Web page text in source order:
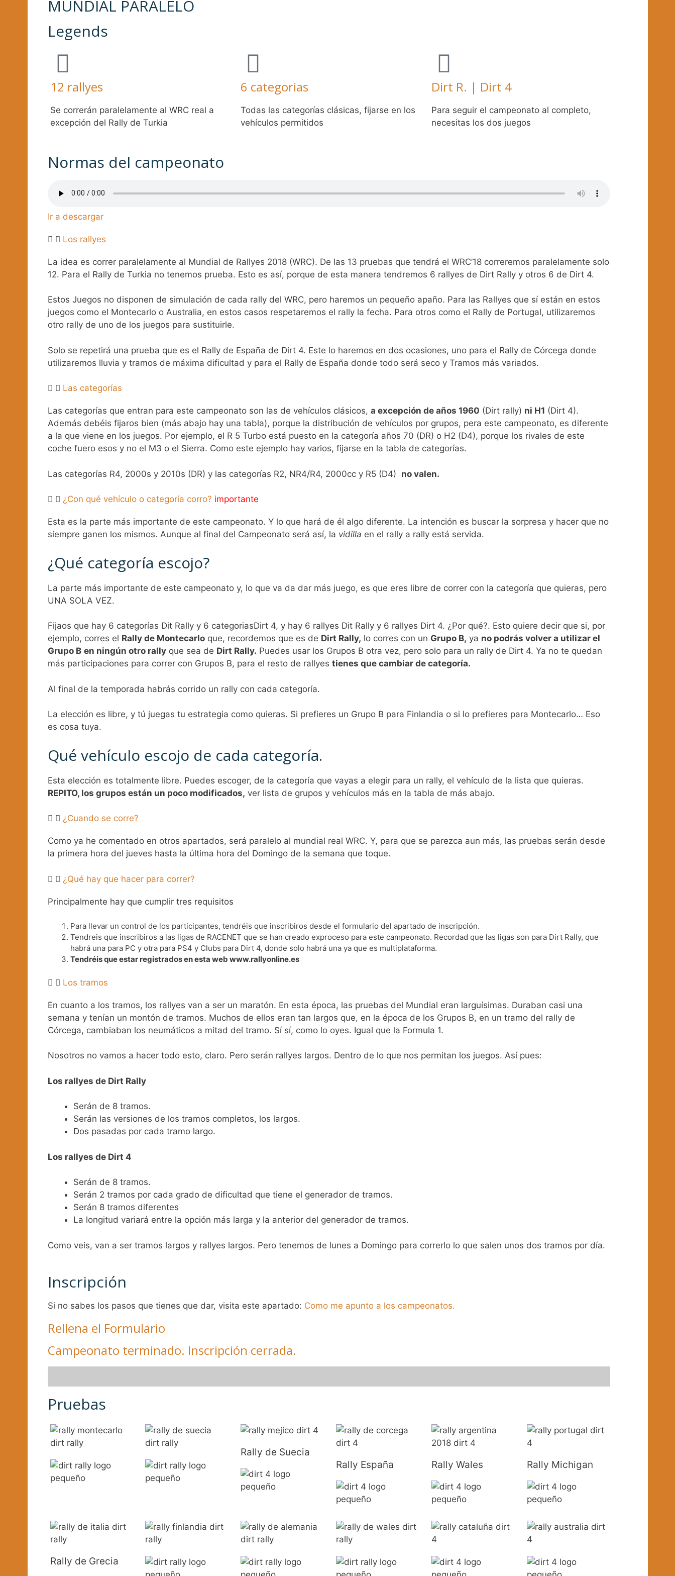
MUNDIAL PARALELO
Legends
12 rallyes
Se correrán paralelamente al WRC real a
excepción del Rally de Turkia
6 categorias
Todas las categorías clásicas, fijarse en los
vehículos permitidos
Dirt R. | Dirt 4
Para seguir el campeonato al completo,
necesitas los dos juegos
Normas del campeonato
Ir a descargar
Los rallyes
La idea es correr paralelamente al Mundial de Rallyes 2018 (WRC). De las 13 pruebas que tendrá el WRC’18 correremos paralelamente solo
12. Para el Rally de Turkia no tenemos prueba. Esto es así, porque de esta manera tendremos 6 rallyes de Dirt Rally y otros 6 de Dirt 4.
Estos Juegos no disponen de simulación de cada rally del WRC, pero haremos un pequeño apaño. Para las Rallyes que sí están en estos
juegos como el Montecarlo o Australia, en estos casos respetaremos el rally la fecha. Para otros como el Rally de Portugal, utilizaremos
otro rally de uno de los juegos para sustituirle.
Solo se repetirá una prueba que es el Rally de España de Dirt 4. Este lo haremos en dos ocasiones, uno para el Rally de Córcega donde
utilizaremos lluvia y tramos de máxima dificultad y para el Rally de España donde todo será seco y Tramos más variados.
Las categorías
Las categorías que entran para este campeonato son las de vehículos clásicos, a excepción de años 1960 (Dirt rally) ni H1 (Dirt 4).
Además debéis fijaros bien (más abajo hay una tabla), porque la distribución de vehículos por grupos, pera este campeonato, es diferente
a la que viene en los juegos. Por ejemplo, el R 5 Turbo está puesto en la categoría años 70 (DR) o H2 (D4), porque los rivales de este
coche fuero esos y no el M3 o el Sierra. Como este ejemplo hay varios, fijarse en la tabla de categorías.
Las categorías R4, 2000s y 2010s (DR) y las categorías R2, NR4/R4, 2000cc y R5 (D4) no valen.
¿Con qué vehículo o categoría corro? importante
Esta es la parte más importante de este campeonato. Y lo que hará de él algo diferente. La intención es buscar la sorpresa y hacer que no
siempre ganen los mismos. Aunque al final del Campeonato será así, la vidilla en el rally a rally está servida.
¿Qué categoría escojo?
La parte más importante de este campeonato y, lo que va da dar más juego, es que eres libre de correr con la categoría que quieras, pero
UNA SOLA VEZ.
Fijaos que hay 6 categorías Dit Rally y 6 categoriasDirt 4, y hay 6 rallyes Dit Rally y 6 rallyes Dirt 4. ¿Por qué?. Esto quiere decir que si, por
ejemplo, corres el Rally de Montecarloque, recordemos que es de Dirt Rally, lo corres con un Grupo B, ya no podrás volver a utilizar el
Grupo B en ningún otro rallyque sea de Dirt Rally. Puedes usar los Grupos B otra vez, pero solo para un rally de Dirt 4. Ya no te quedan
más participaciones para correr con Grupos B, para el resto de rallyes tienes que cambiar de categoría.
Al final de la temporada habrás corrido un rally con cada categoría.
La elección es libre, y tú juegas tu estrategia como quieras. Si prefieres un Grupo B para Finlandia o si lo prefieres para Montecarlo… Eso
es cosa tuya.
Qué vehículo escojo de cada categoría.
Esta elección es totalmente libre. Puedes escoger, de la categoría que vayas a elegir para un rally, el vehículo de la lista que quieras.
REPITO, los grupos están un poco modificados, ver lista de grupos y vehículos más en la tabla de más abajo.
¿Cuando se corre?
Como ya he comentado en otros apartados, será paralelo al mundial real WRC. Y, para que se parezca aun más, las pruebas serán desde
la primera hora del jueves hasta la última hora del Domingo de la semana que toque.
¿Qué hay que hacer para correr?
Principalmente hay que cumplir tres requisitos
Para llevar un control de los participantes, tendréis que inscribiros desde el formulario del apartado de inscripción.
Tendreis que inscribiros a las ligas de RACENET que se han creado exproceso para este campeonato. Recordad que las ligas son para Dirt Rally, que
habrá una para PC y otra para PS4 y Clubs para Dirt 4, donde solo habrá una ya que es multiplataforma.
Tendréis que estar registrados en esta web www.rallyonline.es
Los tramos
En cuanto a los tramos, los rallyes van a ser un maratón. En esta época, las pruebas del Mundial eran larguísimas. Duraban casi una
semana y tenían un montón de tramos. Muchos de ellos eran tan largos que, en la época de los Grupos B, en un tramo del rally de
Córcega, cambiaban los neumáticos a mitad del tramo. Sí sí, como lo oyes. Igual que la Formula 1.
Nosotros no vamos a hacer todo esto, claro. Pero serán rallyes largos. Dentro de lo que nos permitan los juegos. Así pues:
Los rallyes de Dirt Rally
Serán de 8 tramos.
Serán las versiones de los tramos completos, los largos.
Dos pasadas por cada tramo largo.
Los rallyes de Dirt 4
Serán de 8 tramos.
Serán 2 tramos por cada grado de dificultad que tiene el generador de tramos.
Serán 8 tramos diferentes
La longitud variará entre la opción más larga y la anterior del generador de tramos.
Como veis, van a ser tramos largos y rallyes largos. Pero tenemos de lunes a Domingo para correrlo lo que salen unos dos tramos por día.
Inscripción
Si no sabes los pasos que tienes que dar, visita este apartado: Como me apunto a los campeonatos.
Rellena el Formulario
Campeonato terminado. Inscripción cerrada.
Pruebas
Rally de Suecia
Rally España
Rally Wales Rally Michigan
Rally de Grecia